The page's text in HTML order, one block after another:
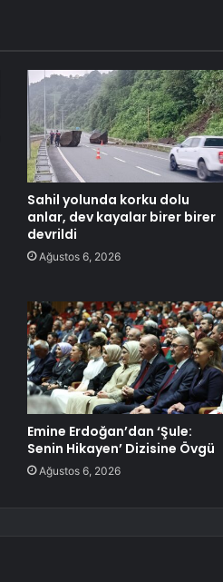
Sahil yolunda korku dolu
anlar, dev kayalar birer birer
devrildi
Ağustos 6, 2026
Emine Erdoğan’dan ‘Şule:
Senin Hikayen’ Dizisine Övgü
Ağustos 6, 2026